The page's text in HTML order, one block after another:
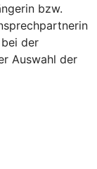
bzw.
der
Auswahl der